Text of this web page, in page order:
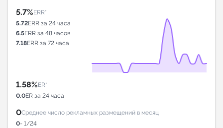
5.7%ERR*
5.72ERR за 24 часа
6.5ERR за 48 часов
7.18ERR за 72 часа
1.58%ER*
0.0ER за 24 часа
0Среднее число рекламных размещений в месяц
0- 1/24